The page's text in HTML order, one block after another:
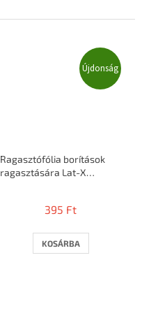
Újdonság
Ragasztófólia borítások
ragasztására Lat-X
395 Ft
KOSÁRBA